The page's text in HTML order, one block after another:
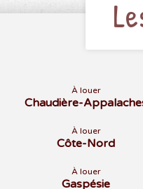
À louer
Chaudière-
À louer
Côte-Nord
À louer
Gaspésie